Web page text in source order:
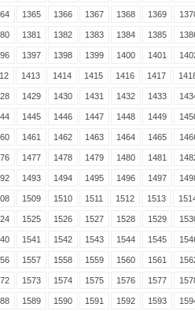
1365 1366 1367 1368 1369
1381 1382 1383 1384 1385
1397 1398 1399 1400 1401
1413 1414 1415 1416 1417
1429 1430 1431 1432 1433
1445 1446 1447 1448 1449
1461 1462 1463 1464 1465
1477 1478 1479 1480 1481
1493 1494 1495 1496 1497
1509 1510 1511 1512 1513
1525 1526 1527 1528 1529
1541 1542 1543 1544 1545
1557 1558 1559 1560 1561
1573 1574 1575 1576 1577
1589 1590 1591 1592 1593